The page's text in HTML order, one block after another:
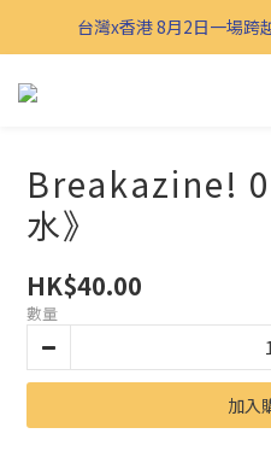
台灣x香港 8月2日一場跨
Breakazine!
水》
HK$40.00
數量
加入